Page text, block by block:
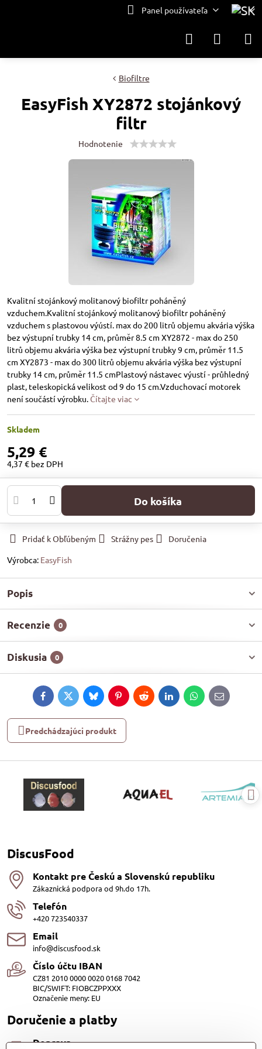
Panel používateľa
Biofiltre
EasyFish XY2872 stojánkový
filtr
Hodnotenie
Kvalitní stojánkový molitanový biofiltr poháněný
vzduchem.Kvalitní stojánkový molitanový biofiltr poháněný
vzduchem s plastovou výústí. max do 200 litrů objemu akvária výška
bez výstupní trubky 14 cm, průměr 8.5 cm XY2872 - max do 250
litrů objemu akvária výška bez výstupní trubky 9 cm, průměr 11.5
cm XY2873 - max do 300 litrů objemu akvária výška bez výstupní
trubky 14 cm, průměr 11.5 cmPlastový nástavec výustí - průhledný
plast, teleskopická velikost od 9 do 15 cm.Vzduchovací motorek
není součástí výrobku.Čítajte viac
Skladem
5,29 €
4,37 € bez DPH
Do košíka
Pridať k Obľúbeným Strážny pes
Doručenia
Výrobca: EasyFish
Popis
Recenzie 0
Diskusia 0
FacebookTwitterBlueskyPinterestRedditLinkedInWhatsApp
E-
mail
Predchádzajúci produkt
DiscusFood
Kontakt pre Českú a Slovenskú republiku
Zákaznická podpora od 9h.do 17h.
Telefón
+420 723540337
Email
info@discusfood.sk
Číslo účtu IBAN
CZ81 2010 0000 0020 0168 7042
BIC/SWIFT: FIOBCZPPXXX
Označenie meny: EU
Doručenie a platby
Doprava